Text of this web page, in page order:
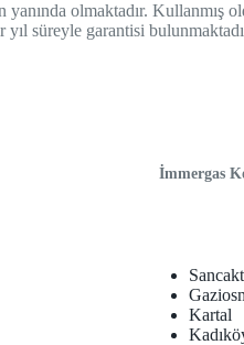
olmaktadır.
süreyle garantisi
İmmergas
Kartal